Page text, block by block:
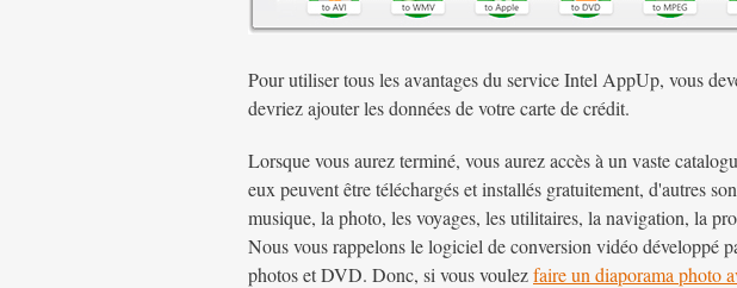
Pour utiliser tous les avantages du service Intel AppUp, vous
devriez ajouter les données de votre carte de crédit.
Lorsque vous aurez terminé, vous aurez accès à un vaste
eux peuvent être téléchargés et installés gratuitement, d'autres
musique, la photo, les voyages, les utilitaires, la navigation, la
Nous vous rappelons le logiciel de conversion vidéo développé
photos et DVD. Donc, si vous voulezfaire un diaporama photo